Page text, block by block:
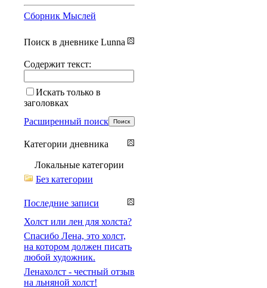
Сборник Мыслей
Поиск в дневнике Lunna
Содержит текст:
Искать только в
заголовках
Расширенный поиск
Категории дневника
Локальные категории
Без категории
Последние записи
Холст или лен для холста?
Спасибо Лена, это холст,
на котором должен писать
любой художник.
Ленахолст - честный отзыв
на льняной холст!